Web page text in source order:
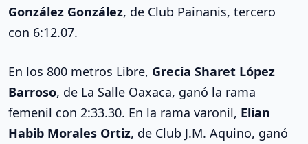
González González, de Club Painanis, tercero
con 6:12.07.
En los 800 metros Libre, Grecia Sharet López
Barroso, de La Salle Oaxaca, ganó la rama
femenil con 2:33.30. En la rama varonil, Elian
Habib Morales Ortiz, de Club J.M. Aquino, ganó